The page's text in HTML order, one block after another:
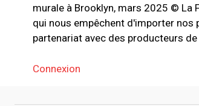
murale à Brooklyn, mars 2025 © La
qui nous empêchent d'importer nos
partenariat avec des producteurs
Connexion